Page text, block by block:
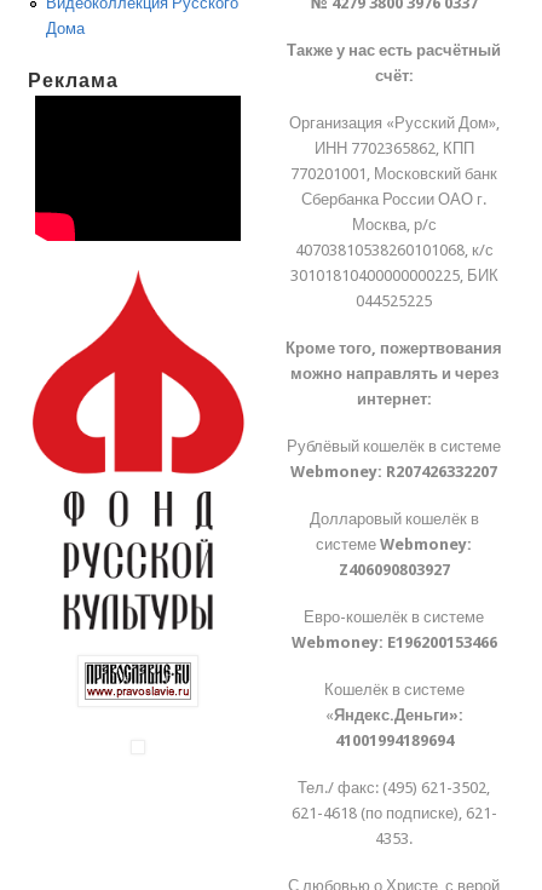
Дома
Реклама
Также у нас есть расчётный
счёт:
Организация «Русский Дом»,
ИНН 7702365862, КПП
770201001, Московский банк
Сбербанка России ОАО г.
Москва, р/с
40703810538260101068, к/с
30101810400000000225, БИК
044525225
Кроме того, пожертвования
можно направлять и через
интернет:
Рублёвый кошелёк в системе
Webmoney: R207426332207
Долларовый кошелёк в
системеWebmoney:
Z406090803927
Евро-кошелёк в системе
Webmoney: E196200153466
Кошелёк в системе
«Яндекс.Деньги»:
41001994189694
Тел./ факс: (495) 621-3502,
621-4618 (по подписке), 621-
4353.
С любовью о Христе, с верой